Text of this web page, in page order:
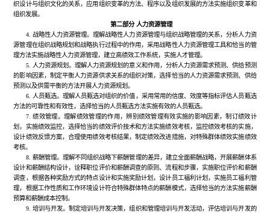
织设计与组织文化的关系，应用组织变革的方法、程序以及组织发展的方法实施组织变革和
组织发展。
第二部分 人力资源管理
4. 战略性人力资源管理。理解战略性人力资源管理与组织战略管理的关系，分析人力资
源管理在组织战略规划和战略执行过程中的作用，采用战略性人力资源管理工具和恰当的管
理方法实施战略性人力资源管理，建立高绩效工作系统，实施人才管理。
5. 人力资源规划。理解人力资源规划的意义和作用，分析人力资源需求预测、供给预测
的影响因素，制定平衡人力资源供求关系的组织对策，选择恰当的人力资源需求预测、供给
预测以及供需平衡的方法开展人力资源规划。
6. 人员甄选。理解人员甄选对组织的价值，采用常用的信度、效度等指标评估人员甄选
方法的可靠性和有效性，选择恰当的人员甄选方法实施有效的人员甄选。
7. 绩效管理。理解绩效管理的作用，辨别绩效管理有效实施的影响因素，制订绩效计
划，实施绩效监控，选择恰当的绩效评价技术和方法实施绩效考核，监控绩效考核的实施，
设计绩效反馈方案，合理使用绩效考核结果，制定绩效改进措施，对特殊群体绩效实施绩效
考核。
8. 薪酬管理。理解不同组织战略下薪酬管理的差异，建立全面薪酬战略，开展薪酬体系
设计和薪酬结构设计，诠释职位评价和薪酬调查的原则、流程和步骤，实施职位评价和薪酬
调查，根据各种奖励方式的特点设计和实施奖励计划，设计员工福利计划，实施员工福利管
理，根据工作性质和工作环境设计符合特殊群体特点的薪酬模式，选择恰当的方法实施薪酬
预算和薪酬成本控制。
9. 培训与开发。制定培训与开发决策，组织和管理培训与开发活动，评估培训与开发的